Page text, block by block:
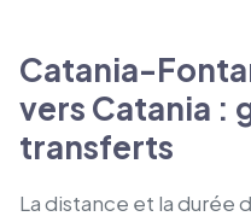
Catania-
vers Catania :
transferts
La distance et la durée